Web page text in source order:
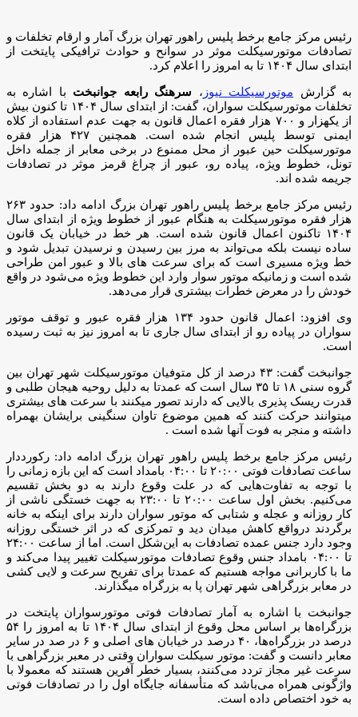
رئیس مرکز جامع برخط پلیس راهور تهران بزرگ آمار و ارقام تخلفات و
تصادفات موتورسیکلت موثر در سوانح و حوادث ترافیکی پایتخت از
ابتدای سال ۱۴۰۴ تا به امروز را اعلام کرد.
به گزارش موتورسیکلت نیوز ، سرهنگ رابعه جوانبخت با اشاره به
تخلفات موتورسیکلت سواران، گفت: از ابتدای سال ۱۴۰۴ تا کنون بیش
از یکهزار و ۷۰۰ هزار فقره اعمال قانون به جهت عدم استفاده از کلاه
ایمنی توسط پلیس انجام شده است. همچنین ۴۲۷ هزار فقره
‌موتورسیکلت حین عبور از محل ممنوع در برخی معابر از جمله داخل
تونل، خطوط ویژه، پیاده رو، عبور از چراغ قرمز موثر در تصادفات
جریمه شده اند.
رئیس مرکز جامع برخط پلیس راهور تهران بزرگ ادامه داد: حدود ۲۶۳
هزار فقره موتورسیکلت به هنگام عبور از خطوط ویژه از ابتدای سال
۱۴۰۴ تاکنون اعمال قانون شده است. هر خط در خیابان یک قانون
ساده نیست بلکه می‌تواند به مرز بین رسیدن و نرسیدن تبدیل شود و
خط ویژه مسیری است که برای سرعت های بالا و عبور امن طراحی
شده است و زمانیکه موتور سوار وارد این خطوط ویژه می‌شود در واقع
خودش را در معرض خطرات بیشتری قرار می‌دهد.
وی افزود: اعمال قانون حدود ۱۳۴ هزار فقره عبور و توقف موتور
سواران در پیاده رو از ابتدای سال جاری تا به امروز نیز به ثبت رسیده
است.
جوانبخت گفت: ۴۳ درصد از کل متوفیان موتورسیکلت شهر تهران بین
گروه سنی ۱۸ تا ۳۵ سال است که عمدتا به دلیل روحیه هیجان طلبی و
قدرت ریسک پذیری بالایی که دارند تصور میکنند با سرعت های بیشتری
میتوانند حرکت کنند که همین ‌موضوع تاوان سنگینی برایشان بهمراه
داشته و منجر به فوت آنها شده است .
رئیس مرکز جامع برخط پلیس راهور تهران بزرگ ادامه داد: رکورددار
ساعت تصادفات فوتی ۲۰:۰۰ تا ۰۴:۰۰ بامداد است که این بازه زمانی را
با توجه به تفاوت‌هایی که در علت وقوع دارند به دو بخش تقسیم
می‌کنیم. بخش اول ساعت ۲۰:۰۰ تا ۲۳:۰۰ به جهت خستگی ناشی از
کار روزانه و عجله و شتابی که موتور سواران دارند برای اینکه به خانه
برگردند درواقع کاهش میدان دید و تمرکزی که در اثر خستگی روزانه
‌وجود دارد جنس عمده تصادفات به این‌شکل است. اما از ساعت ۲۴:۰۰
تا ۰۴:۰۰ بامداد جنس وقوع تصادفات موتورسیکلت تغییر پیدا می‌کند و
ما با کاربرانی مواجه هستیم که عمدتا برای تفریح سرعت و لایی کشی
در معابر بزرگراهی شهر تهران پا به بزرگراه میگذارند.
جوانبخت با اشاره به آمار تصادفات فوتی موتورسواران پایتخت در
بزرگراه‌ها بر اساس محل وقوع از ابتدای سال ۱۴۰۴ تا به امروز را ۵۴
درصد در بزرگراه‌ها، ۴۰ درصد در خیابان های اصلی و ۶ در صد در سایر
معابر دانست و گفت: موتور سیکلت سواران وقتی در معبر بزرگراهی با
سرعت غیر مجاز تردد می‌کنند، بسیار خطر آفرین هستند که معمولا با
واژگونی همراه می‌باشد که متأسفانه جایگاه اول را در تصادفات فوتی
به خود اختصاص داده است.